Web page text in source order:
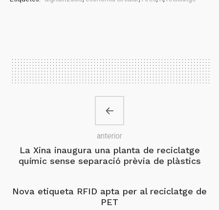
La Xina inaugura una planta de reciclatge
químic sense separació prèvia de plàstics
anterior
Nova etiqueta RFID apta per al reciclatge de
PET